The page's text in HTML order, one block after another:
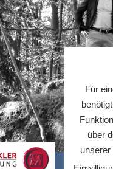
Für
über